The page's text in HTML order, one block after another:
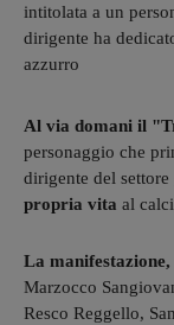
intitolata a un
dirigente ha
azzurro
Al via domani il
personaggio che
dirigente del
propria vita al
La manifestazione,
Marzocco
Resco Reggello,